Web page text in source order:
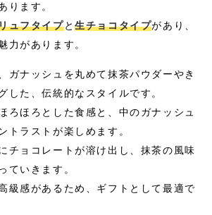
ります。
ュフタイプと生チョコタイプがあり、
力があります。
ガナッシュを丸めて抹茶パウダーやき
した、伝統的なスタイルです。
ろほろとした食感と、中のガナッシュ
トラストが楽しめます。
チョコレートが溶け出し、抹茶の風味
ていきます。
級感があるため、ギフトとして最適で